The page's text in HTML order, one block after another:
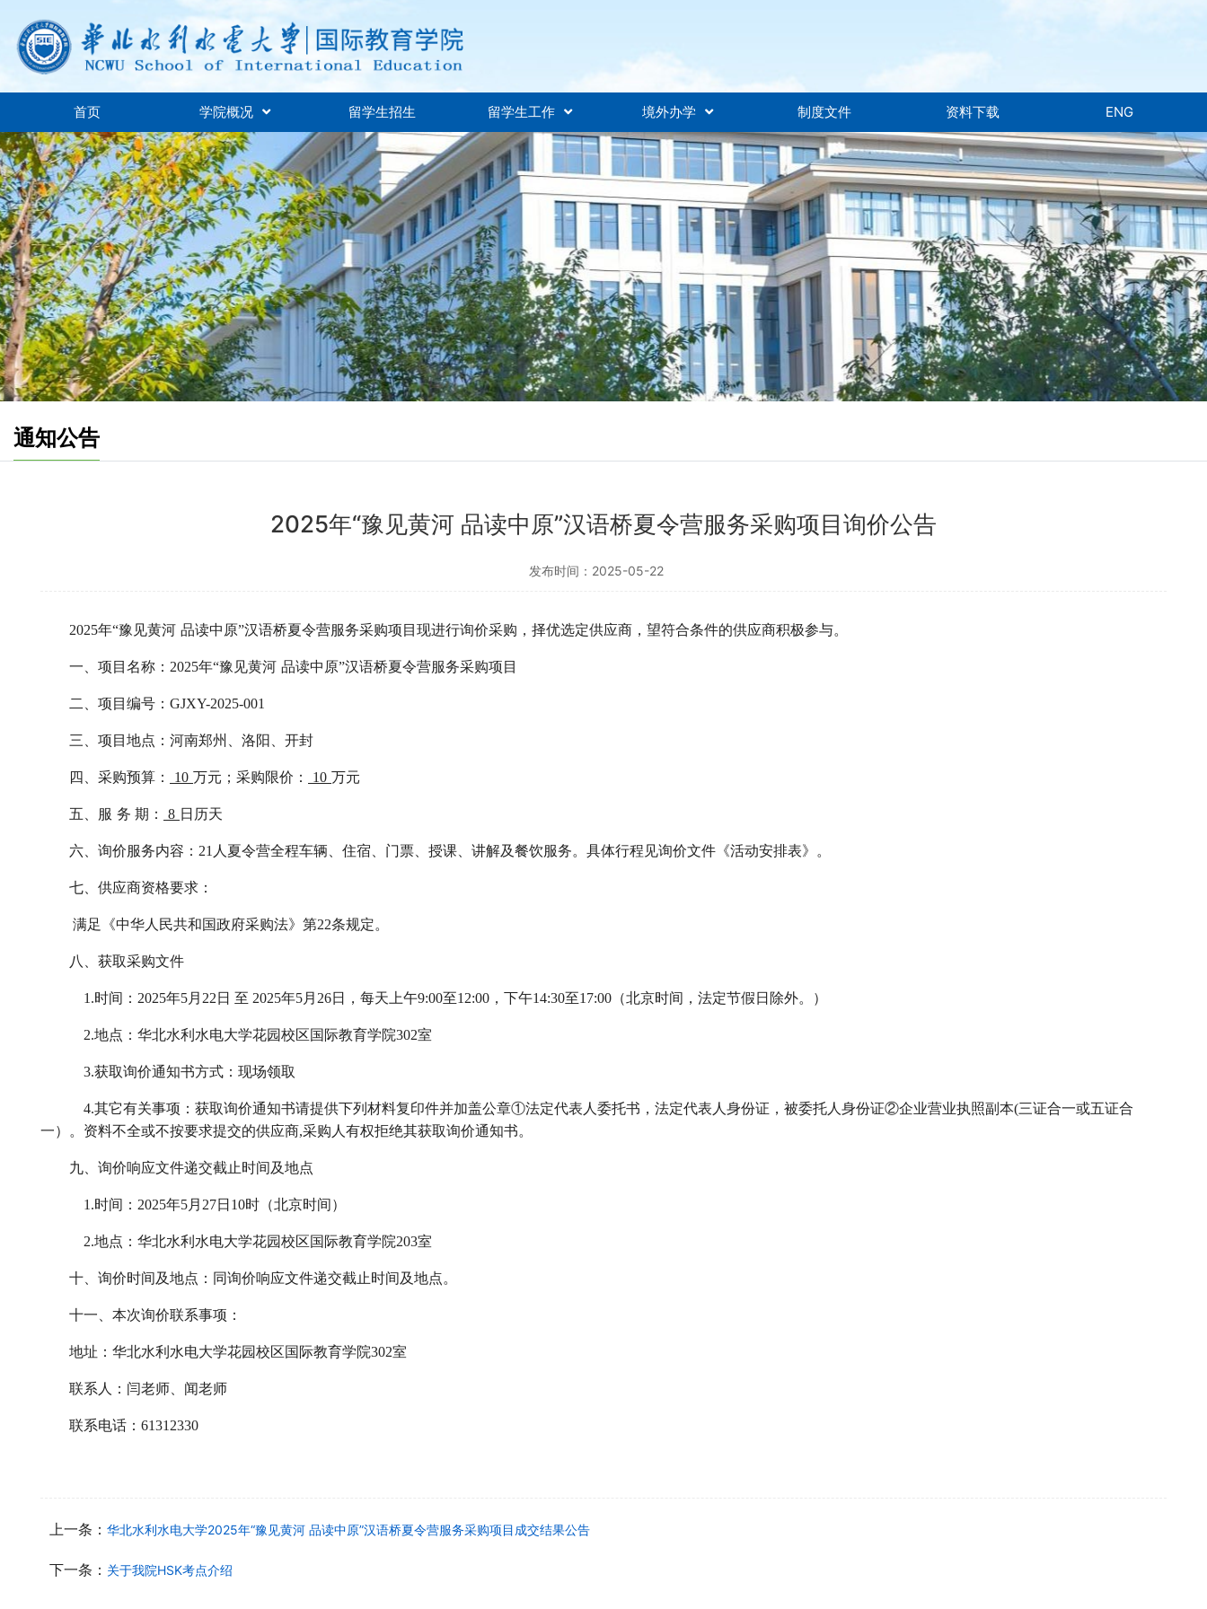
首页 学院概况 留学生招生 留学生工作 境外办学 制度文件 资料下载 ENG
通知公告
2025年“豫见黄河 品读中原”汉语桥夏令营服务采购项目询价公告
发布时间：2025-05-22
2025年“豫见黄河 品读中原”汉语桥夏令营服务采购项目 现进行询价采购，择优选定供应商，望符合条件的供应商积极参与。
一、项目名称： 2025年“豫见黄河 品读中原”汉语桥夏令营服务采购项目
二、项目编号： GJXY-2025-001
三、项目地点： 河南郑州、洛阳、开封
四、采购预算： 10 万元；采购限价： 10 万元
五、 服 务 期： 8 日历天
六、询价服务内容： 21 人夏令营全程车辆、住宿、门票、 授课、 讲解及餐饮服务。具体行程见询价文件 《活动安排表》。
七、供应商资格要求：
满足《中华人民共和国政府采购法》第22条规定。
八、获取采购文件
1.时间： 2025年5月 22 日 至 2025年5月 26日，每天上午9:00至12:00，下午14:30至17:00（北京时间，法定节假日除外。）
2.地点：华北水利水电大学花园校区国际教育学院302室
3.获取询价通知书方式：现场领取
4.其它有关事项：获取询价通知书请提供下列材料复印件并加盖公章①法定代表人委托书，法定代表人身份证，被委托人身份证②企业营业执照副本(三证合一或五证合
一）。资料不全或不按要求提交的供应商,采购人有权拒绝其获取询价通知书。
九、询价响应文件递交截止时间及地点
1.时间： 2025年5月 27日 10时（北京时间）
2.地点：华北水利水电大学花园校区国际教育学院203室
十、询价时间及地点：同询价响应文件递交截止时间及地点。
十一、本次询价联系事项：
地址： 华北水利水电大学花园校区国际教育学院302室
联系人： 闫老师、闻老师
联系电话： 61312330
上一条： 华北水利水电大学2025年“豫见黄河 品读中原”汉语桥夏令营服务采购项目成交结果公告
下一条： 关于我院HSK考点介绍